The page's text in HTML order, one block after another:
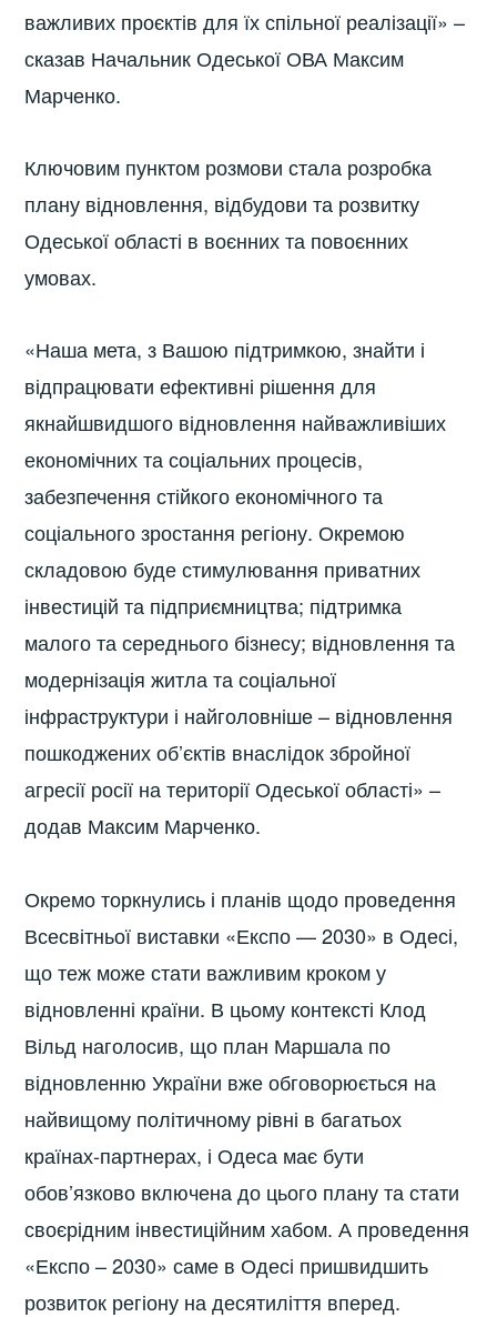
важливих проєктів для їх спільної реалізації» –
сказав Начальник Одеської ОВА Максим
Марченко.
Ключовим пунктом розмови стала розробка
плану відновлення, відбудови та розвитку
Одеської області в воєнних та повоєнних
умовах.
«Наша мета, з Вашою підтримкою, знайти і
відпрацювати ефективні рішення для
якнайшвидшого відновлення найважливіших
економічних та соціальних процесів,
забезпечення стійкого економічного та
соціального зростання регіону. Окремою
складовою буде стимулювання приватних
інвестицій та підприємництва; підтримка
малого та середнього бізнесу; відновлення та
модернізація житла та соціальної
інфраструктури і найголовніше – відновлення
пошкоджених об’єктів внаслідок збройної
агресії росії на території Одеської області» –
додав Максим Марченко.
Окремо торкнулись і планів щодо проведення
Всесвітньої виставки «Експо — 2030» в Одесі,
що теж може стати важливим кроком у
відновленні країни. В цьому контексті Клод
Вільд наголосив, що план Маршала по
відновленню України вже обговорюється на
найвищому політичному рівні в багатьох
країнах-партнерах, і Одеса має бути
обов’язково включена до цього плану та стати
своєрідним інвестиційним хабом. А проведення
«Експо – 2030» саме в Одесі пришвидшить
розвиток регіону на десятиліття вперед.